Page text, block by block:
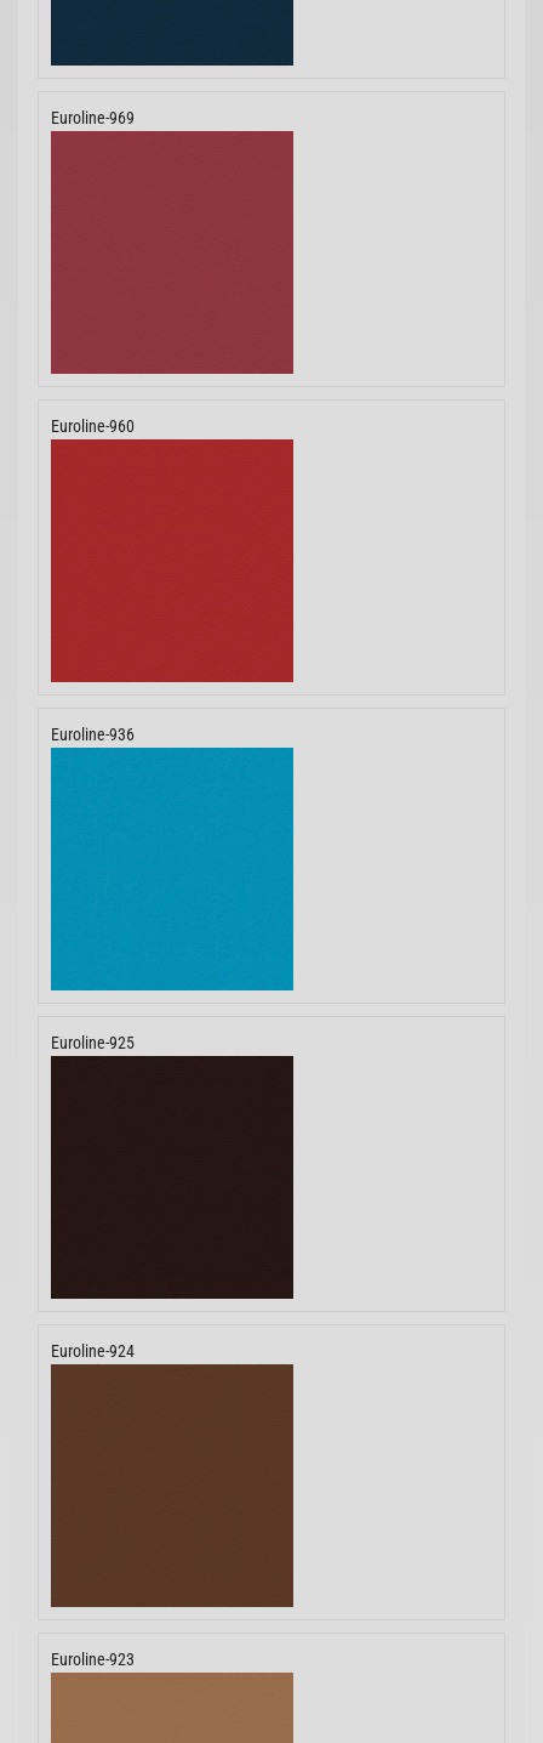
Euroline-969
Euroline-960
Euroline-936
Euroline-925
Euroline-924
Euroline-923